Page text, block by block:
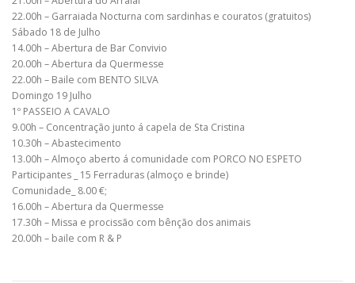
22.00h – Garraiada Nocturna com sardinhas e couratos (gratuitos)
Sábado 18 de Julho
14.00h – Abertura de Bar Convivio
20.00h – Abertura da Quermesse
22.00h – Baile com BENTO SILVA
Domingo 19 Julho
1º PASSEIO A CAVALO
9.00h – Concentração junto á capela de Sta Cristina
10.30h – Abastecimento
13.00h – Almoço aberto á comunidade com PORCO NO ESPETO
Participantes _ 15 Ferraduras (almoço e brinde)
Comunidade_ 8.00 €;
16.00h – Abertura da Quermesse
17.30h – Missa e procissão com bênção dos animais
20.00h – baile com R & P